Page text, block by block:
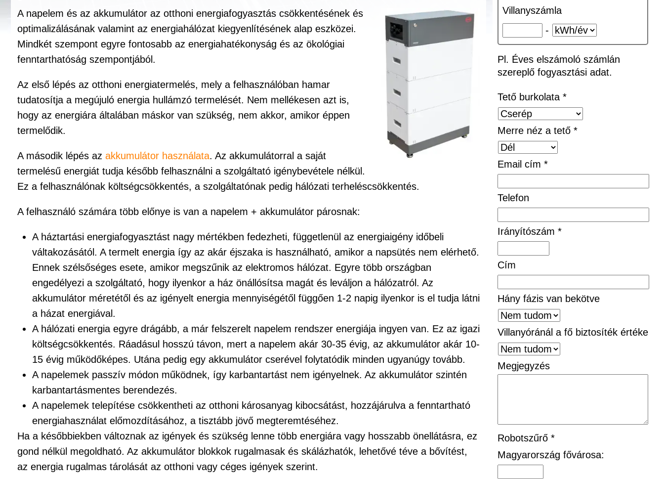
A napelem és az akkumulátor az otthoni energiafogyasztás csökkentésének és
optimalizálásának valamint az energiahálózat kiegyenlítésének alap eszközei.
Mindkét szempont egyre fontosabb az energiahatékonyság és az ökológiai
fenntarthatóság szempontjából.
Az első lépés az otthoni energiatermelés, mely a felhasználóban hamar
tudatosítja a megújuló energia hullámzó termelését. Nem mellékesen azt is,
hogy az energiára általában máskor van szükség, nem akkor, amikor éppen
termelődik.
A második lépés az akkumulátor használata. Az akkumulátorral a saját
termelésű energiát tudja később felhasználni a szolgáltató igénybevétele nélkül.
Ez a felhasználónak költségcsökkentés, a szolgáltatónak pedig hálózati terheléscsökkentés.
A felhasználó számára több előnye is van a napelem + akkumulátor párosnak:
A háztartási energiafogyasztást nagy mértékben fedezheti, függetlenül az energiaigény időbeli
váltakozásától. A termelt energia így az akár éjszaka is használható, amikor a napsütés nem elérhető.
Ennek szélsőséges esete, amikor megszűnik az elektromos hálózat. Egyre több országban
engedélyezi a szolgáltató, hogy ilyenkor a ház önállósítsa magát és leváljon a hálózatról. Az
akkumulátor méretétől és az igényelt energia mennyiségétől függően 1-2 napig ilyenkor is el tudja látni
a házat energiával.
A hálózati energia egyre drágább, a már felszerelt napelem rendszer energiája ingyen van. Ez az igazi
költségcsökkentés. Ráadásul hosszú távon, mert a napelem akár 30-35 évig, az akkumulátor akár 10-
15 évig működőképes. Utána pedig egy akkumulátor cserével folytatódik minden ugyanúgy tovább.
A napelemek passzív módon működnek, így karbantartást nem igényelnek. Az akkumulátor szintén
karbantartásmentes berendezés.
A napelemek telepítése csökkentheti az otthoni károsanyag kibocsátást, hozzájárulva a fenntartható
energiahasználat előmozdításához, a tisztább jövő megteremtéséhez.
Ha a későbbiekben változnak az igények és szükség lenne több energiára vagy hosszabb önellátásra, ez
gond nélkül megoldható. Az akkumulátor blokkok rugalmasak és skálázhatók, lehetővé téve a bővítést,
az energia rugalmas tárolását az otthoni vagy céges igények szerint.
Villanyszámla
-
Pl. Éves elszámoló számlán
szereplő fogyasztási adat.
Tető burkolata *
Merre néz a tető *
Email cím *
Telefon
Irányítószám *
Cím
Hány fázis van bekötve
Villanyóránál a fő biztosíték értéke
Megjegyzés
Robotszűrő *
Magyarország fővárosa: